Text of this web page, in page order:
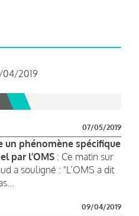
04/2019
07/05/2019
un phénomène spécifique
par l’OMS : Ce matin sur
a souligné : "L’OMS a dit
09/04/2019